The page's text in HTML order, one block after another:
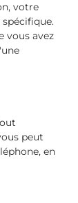
votre
vous avez
peut
en